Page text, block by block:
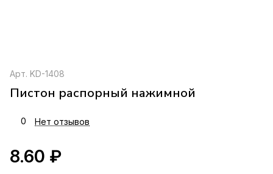
Арт. KD-1408
Пистон распорный нажимной
0 Нет отзывов
8.60 ₽